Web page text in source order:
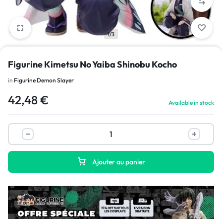
1/3
Figurine Kimetsu No Yaiba Shinobu Kocho
in Figurine Demon Slayer
42,48€ Available in stock
Ajouter au panier